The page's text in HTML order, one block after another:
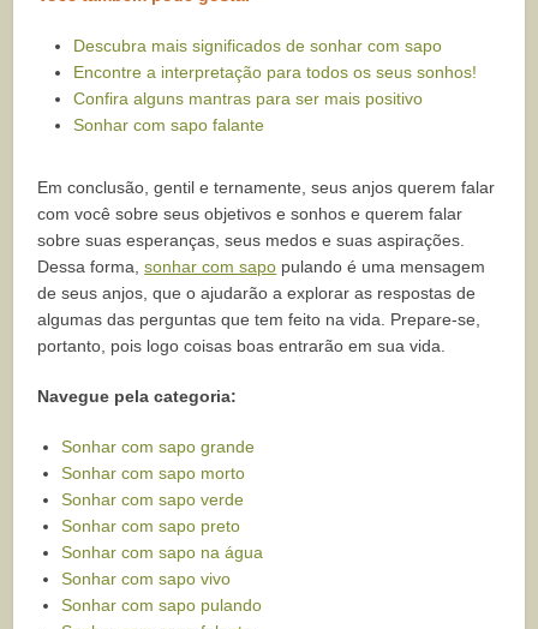
Descubra mais significados de sonhar com sapo
Encontre a interpretação para todos os seus sonhos!
Confira alguns mantras para ser mais positivo
Sonhar com sapo falante
Em conclusão, gentil e ternamente, seus anjos querem falar
com você sobre seus objetivos e sonhos e querem falar
sobre suas esperanças, seus medos e suas aspirações.
Dessa forma,sonhar com sapo pulando é uma mensagem
de seus anjos, que o ajudarão a explorar as respostas de
algumas das perguntas que tem feito na vida. Prepare-se,
portanto, pois logo coisas boas entrarão em sua vida.
Navegue pela categoria:
Sonhar com sapo grande
Sonhar com sapo morto
Sonhar com sapo verde
Sonhar com sapo preto
Sonhar com sapo na água
Sonhar com sapo vivo
Sonhar com sapo pulando